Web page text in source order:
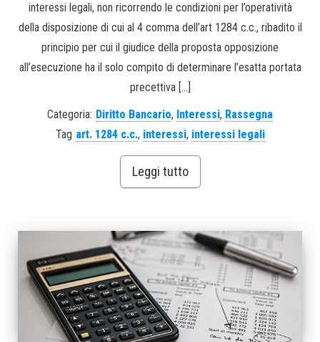
interessi legali, non ricorrendo le condizioni per l’operatività
della disposizione di cui al 4 comma dell’art 1284 c.c., ribadito il
principio per cui il giudice della proposta opposizione
all’esecuzione ha il solo compito di determinare l’esatta portata
precettiva […]
Categoria: Diritto Bancario, Interessi, Rassegna
Tag art. 1284 c.c., interessi, interessi legali
Leggi tutto